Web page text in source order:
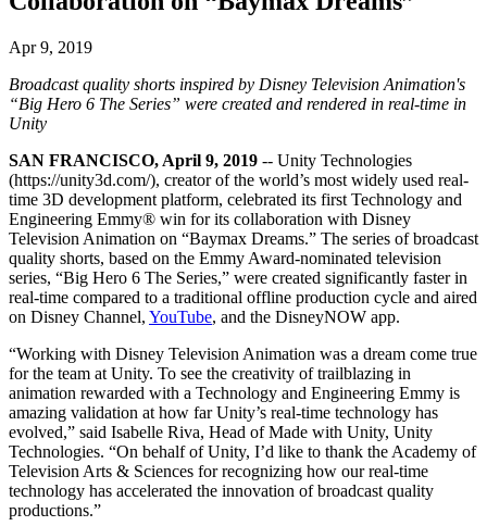
LiveOps
Développez
Acquisition de nouveaux joueurs
Faites-vous découvrir et acquérez des utilisateurs mobiles
Achats intégrés
Gérer IAP entre les magasins et D2C
Monétisation
Connectez les joueurs avec les bons jeux
Faites de la publicité avec Unity
Monétisez avec Unity
Cas d’utilisation
Jeux mobiles
Créez et développez des succès mobiles avec Unity
Jeux indépendants
Lancez de grands jeux avec de petites équipes
Jeux XR
Lancez des jeux XR sur plusieurs plateformes
Distribution
Automobile
Stimulez l'innovation et les expériences en voiture
Voir toutes les industries
Histoires de succès dans le monde réel
Guides des meilleures pratiques
Démos
Démos, échantillons et éléments de base
Toutes les ressources
Nouveautés
Blog
Mises à jour, informations et conseils techniques
Actualités
Actualités, histoires et centre de presse
Rejoignez les développeurs, créateurs et initiés
Célébration des créateurs Unity dans le monde entier
Guides pratiques
Formation
Pour les étudiants
Démarrez votre carrière
Pour les enseignants
Boostez votre enseignement
Licence d'enseignement subventionnée
Apportez la puissance de Unity à votre institution
Certifications
Prouvez votre maîtrise de Unity
Apr 9, 2019
Broadcast quality shorts inspired by Disney Television Animation's
“Big Hero 6 The Series” were created and rendered in real-time in
Unity
SAN FRANCISCO, April 9, 2019 -- Unity Technologies
(https://unity3d.com/), creator of the world’s most widely used real-
time 3D development platform, celebrated its first Technology and
Engineering Emmy® win for its collaboration with Disney
Television Animation on “Baymax Dreams.” The series of broadcast
quality shorts, based on the Emmy Award-nominated television
series, “Big Hero 6 The Series,” were created significantly faster in
real-time compared to a traditional offline production cycle and aired
on Disney Channel, YouTube, and the DisneyNOW app.
“Working with Disney Television Animation was a dream come true
for the team at Unity. To see the creativity of trailblazing in
animation rewarded with a Technology and Engineering Emmy is
amazing validation at how far Unity’s real-time technology has
evolved,” said Isabelle Riva, Head of Made with Unity, Unity
Technologies. “On behalf of Unity, I’d like to thank the Academy of
Television Arts & Sciences for recognizing how our real-time
technology has accelerated the innovation of broadcast quality
productions.”